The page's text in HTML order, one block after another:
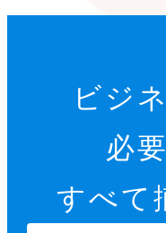
ビジ
必
すべて